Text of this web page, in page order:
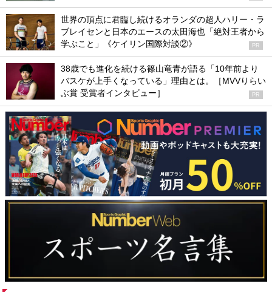
世界の頂点に君臨し続けるオランダの超人ハリー・ラ
ブレイセンと日本のエースの太田海也「絶対王者から
学ぶこと」《ケイリン国際対談②》
PR
38歳でも進化を続ける篠山竜青が語る「10年前より
バスケが上手くなっている」理由とは。［MVVりらい
ぶ賞 受賞者インタビュー］
PR